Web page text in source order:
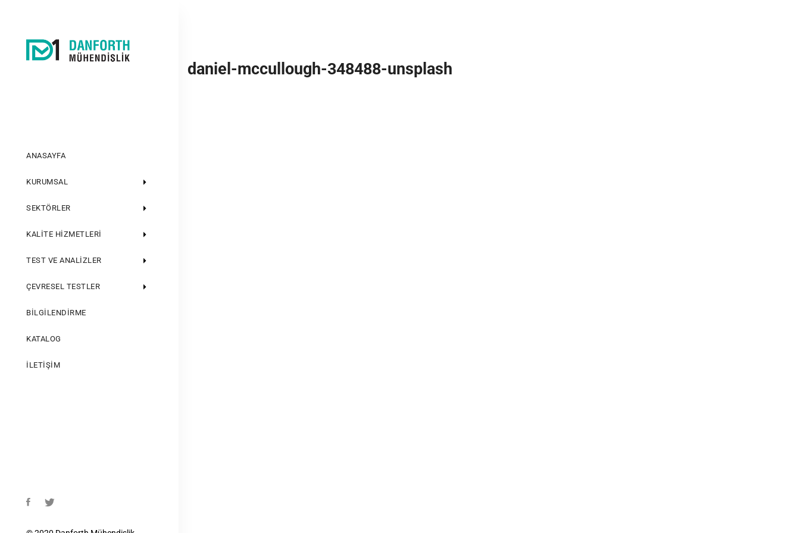
ANASAYFA
KURUMSAL
SEKTÖRLER
KALITE HIZMETLERI
TEST VE ANALIZLER
ÇEVRESEL TESTLER
BILGILENDIRME
KATALOG
İLETIŞIM
daniel-mccullough-348488-unsplash